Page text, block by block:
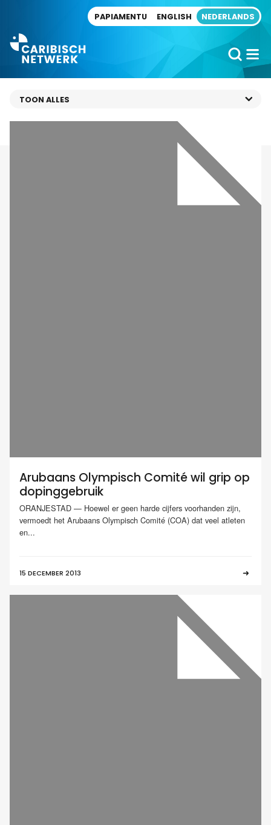
PAPIAMENTU ENGLISH NEDERLANDS
Arubaans Olympisch Comité wil grip op
dopinggebruik
ORANJESTAD — Hoewel er geen harde cijfers voorhanden zijn,
vermoedt het Arubaans Olympisch Comité (COA) dat veel atleten
en...
15 DECEMBER 2013